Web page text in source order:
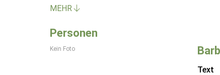
MEHR
Personen
Kein Foto
Text